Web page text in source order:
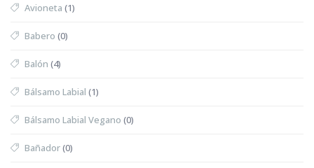
Avioneta (1)
Babero (0)
Balón (4)
Bálsamo Labial (1)
Bálsamo Labial Vegano (0)
Bañador(0)